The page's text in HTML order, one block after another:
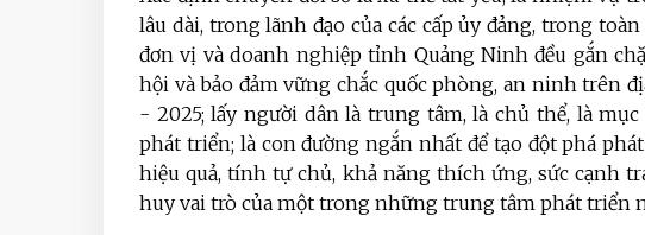
lâu dài, trong lãnh đạo của các cấp ủy đảng, trong
đơn vị và doanh nghiệp tỉnh Quảng Ninh đều gắn
hội và bảo đảm vững chắc quốc phòng, an ninh trên
- 2025; lấy người dân là trung tâm, là chủ thể, là
phát triển; là con đường ngắn nhất để tạo đột phá
hiệu quả, tính tự chủ, khả năng thích ứng, sức cạnh
huy vai trò của một trong những trung tâm phát triển